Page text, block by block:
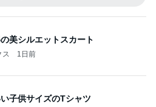
美シルエットスカート
ス 1日前
子供サイズのTシャツ